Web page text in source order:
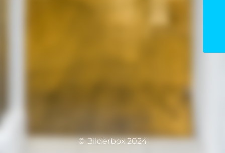
© Bilderbox 2024